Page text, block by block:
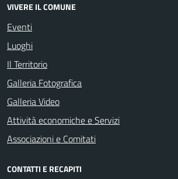
VIVERE IL COMUNE
Eventi
Luoghi
Il Territorio
Galleria Fotografica
Galleria Video
Attività economiche e Servizi
Associazioni e Comitati
CONTATTI E RECAPITI